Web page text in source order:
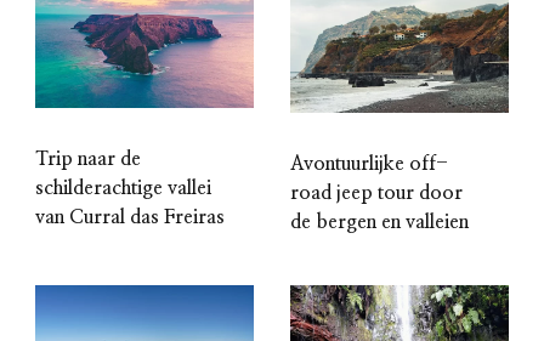
Trip naar de
schilderachtige vallei
van Curral das Freiras
Avontuurlijke off-
road jeep tour door
de bergen en valleien